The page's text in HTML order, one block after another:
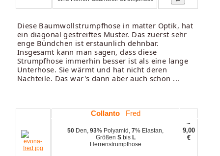
Diese Baumwollstrumpfhose in matter Optik, hat
ein diagonal gestreiftes Muster. Das zuerst sehr
enge Bündchen ist erstaunlich dehnbar.
Insgesamt kann man sagen, dass diese
Strumpfhose immerhin besser ist als eine lange
Unterhose. Sie wärmt und hat nicht deren
Nachteile. Das war's dann aber auch schon ...
CollantoFred
50 Den,93% Polyamid,7% Elastan,
Größen Sbis L
Herrenstrumpfhose
~
9,00
€